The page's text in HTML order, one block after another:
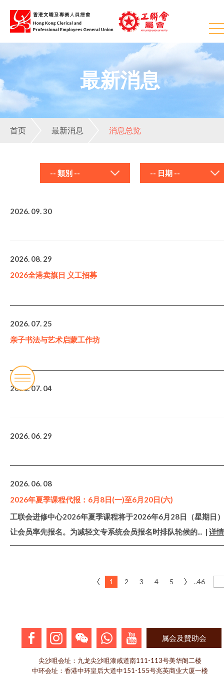
最新消息
首页 最新消息 消息总览
-- 類別 --
2026. 09. 30
2026. 08. 29
2026全港卖旗日 义工招募
2026. 07. 25
亲子书法与艺术启蒙工作坊
2026. 07. 04
2026. 06. 29
2026. 06. 08
2026年夏季课程代报：6月8日(一)至6月20日(六)
工联会进修中心2026年夏季课程将于2026年6月28日（星期日）
让会员率先报名。为减轻文专系统会员报名时排队轮候的... | 详情
1 2 3 4 5 ..46
属会及贊助会
尖沙咀会址：九龙尖沙咀漆咸道南111-113号美华阁二楼
中环会址：香港中环皇后大道中151-155号兆英商业大厦一楼